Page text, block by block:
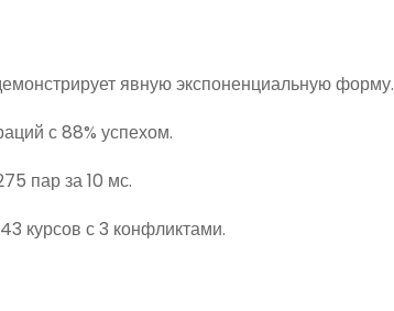
явную экспоненциальную форму.
с 88% успехом.
пар за 10 мс.
курсов с 3 конфликтами.